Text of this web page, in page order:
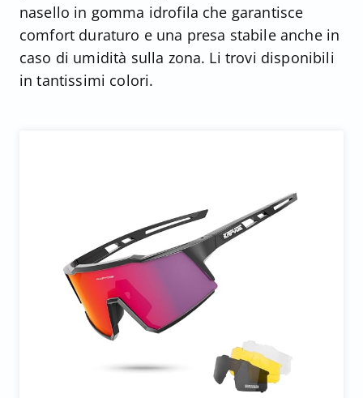
nasello in gomma idrofila che garantisce
comfort duraturo e una presa stabile anche in
caso di umidità sulla zona. Li trovi disponibili
in tantissimi colori.